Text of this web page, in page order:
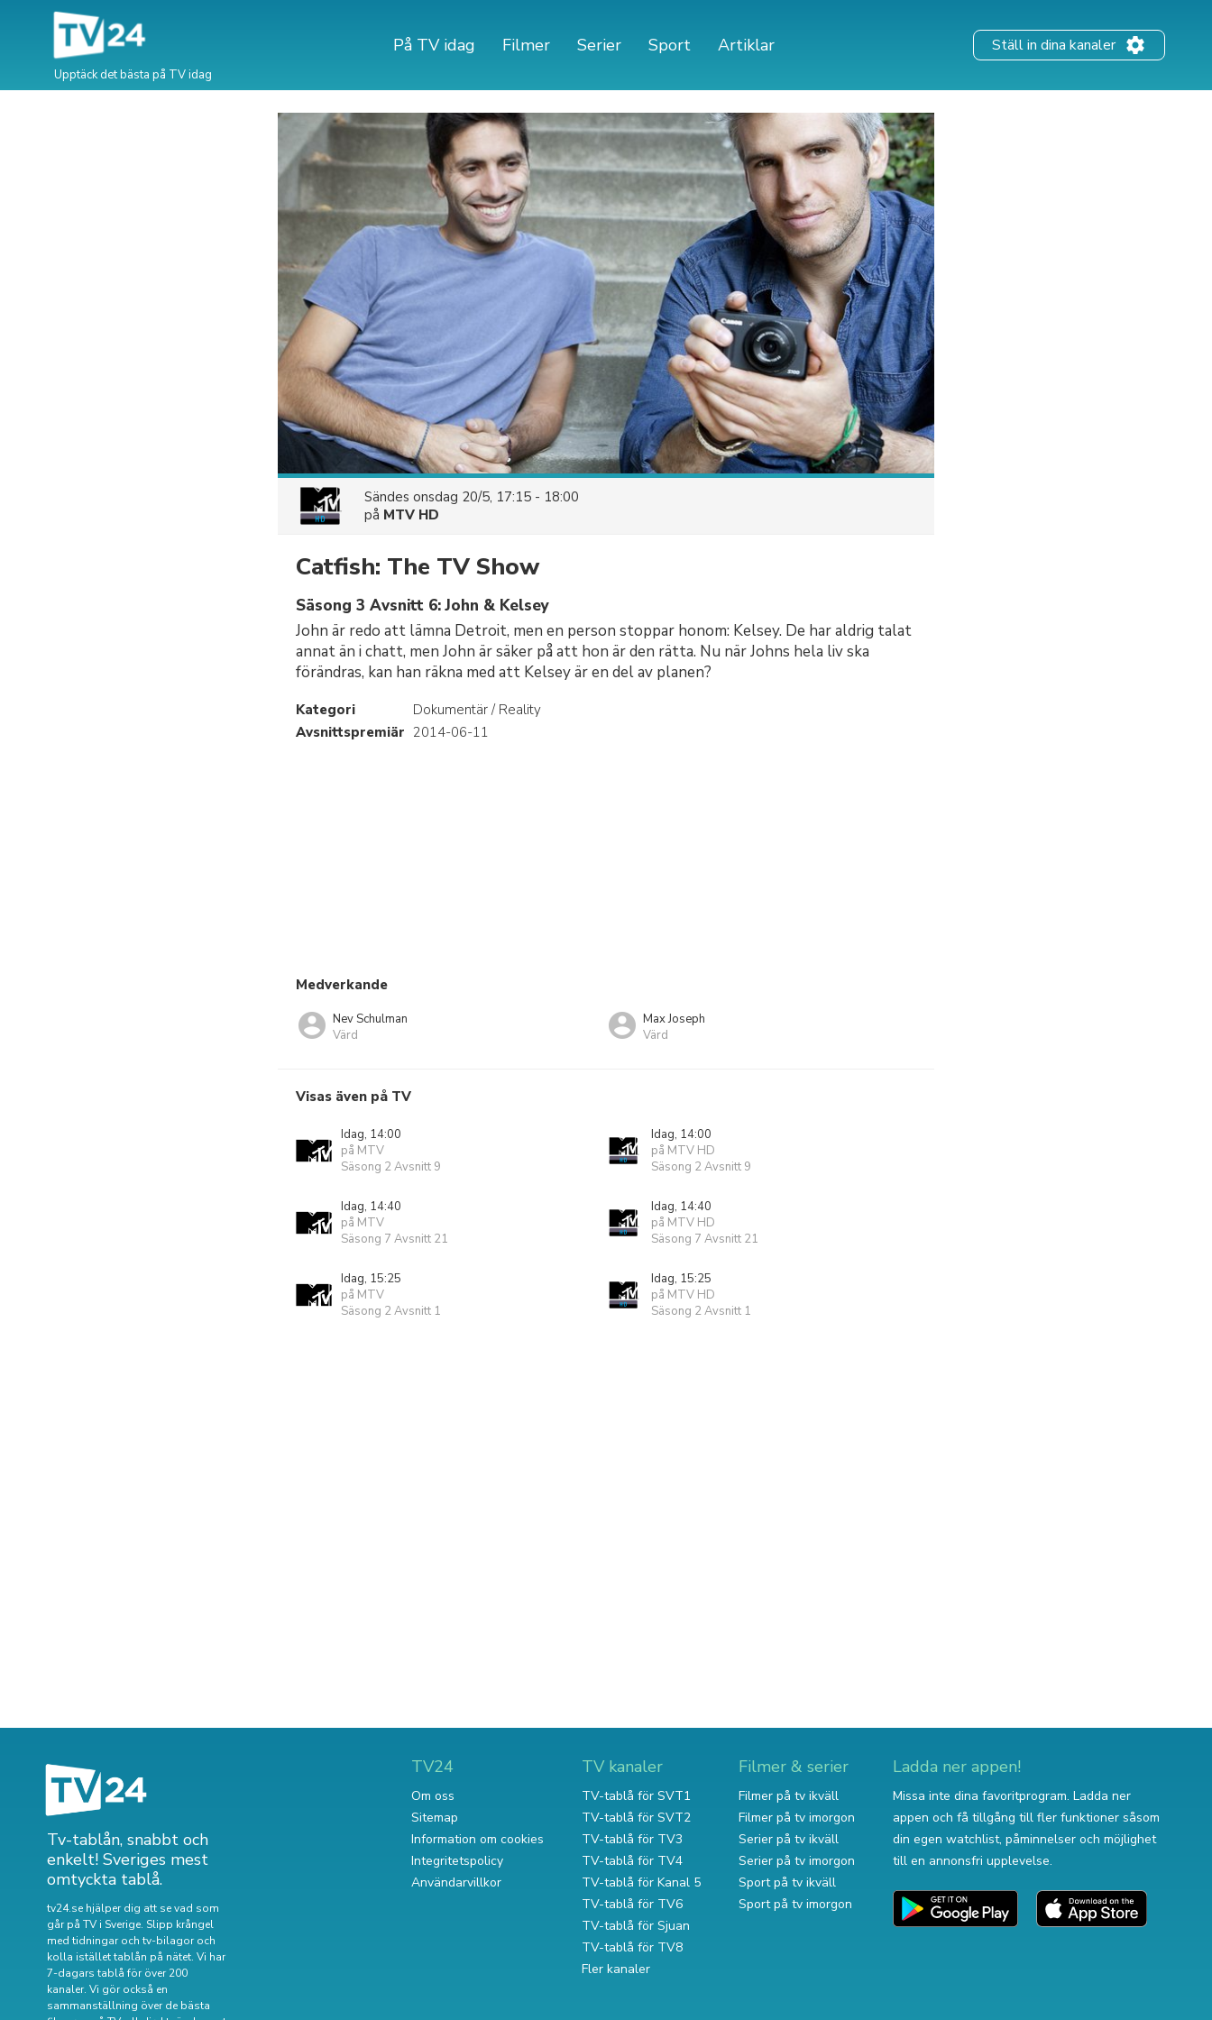
Upptäck det bästa på TV idag
På TV idag Filmer Serier Sport Artiklar Ställ in dina kanaler
Sändes onsdag 20/5, 17:15 - 18:00
på MTV HD
Catfish: The TV Show
Säsong 3 Avsnitt 6: John & Kelsey
John är redo att lämna Detroit, men en person stoppar honom: Kelsey. De har aldrig talat
annat än i chatt, men John är säker på att hon är den rätta. Nu när Johns hela liv ska
förändras, kan han räkna med att Kelsey är en del av planen?
Kategori
Dokumentär / Reality
Avsnittspremiär 2014-06-11
Medverkande
Nev Schulman
Värd
Max Joseph
Värd
Visas även på TV
Idag, 14:00
på MTV
Säsong 2 Avsnitt 9
Idag, 14:00
på MTV HD
Säsong 2 Avsnitt 9
Idag, 14:40
på MTV
Säsong 7 Avsnitt 21
Idag, 14:40
på MTV HD
Säsong 7 Avsnitt 21
Idag, 15:25
på MTV
Säsong 2 Avsnitt 1
Idag, 15:25
på MTV HD
Säsong 2 Avsnitt 1
Tv-tablån, snabbt och
enkelt! Sveriges mest
omtyckta tablå.
tv24.se hjälper dig att se vad som
går på TV i Sverige. Slipp krångel
med tidningar och tv-bilagor och
kolla istället tablån på nätet. Vi har
7-dagars tablå för över 200
kanaler. Vi gör också en
sammanställning överde bästa
TV24
Om oss
Sitemap
Information om cookies
Integritetspolicy
Användarvillkor
TV kanaler
TV-tablå för SVT1
TV-tablå för SVT2
TV-tablå för TV3
TV-tablå för TV4
TV-tablå för Kanal 5
TV-tablå för TV6
TV-tablå för Sjuan
TV-tablå för TV8
Fler kanaler
Filmer & serier
Filmer på tv ikväll
Filmer på tv imorgon
Serier på tv ikväll
Serier på tv imorgon
Sport på tv ikväll
Sport på tv imorgon
Ladda ner appen!
Missa inte dina favoritprogram. Ladda ner
appen och få tillgång till fler funktioner såsom
din egen watchlist, påminnelser och möjlighet
till en annonsfri upplevelse.